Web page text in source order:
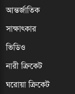
আন্তর্জাতিক
সাক্ষাৎকার
ভিডিও
নারী ক্রিকেট
ঘরোয়া ক্রিকেট